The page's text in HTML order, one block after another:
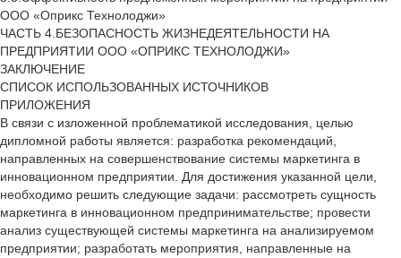
ООО «Оприкс Технолоджи»
ЧАСТЬ 4.БЕЗОПАСНОСТЬ ЖИЗНЕДЕЯТЕЛЬНОСТИ НА
ПРЕДПРИЯТИИ ООО «ОПРИКС ТЕХНОЛОДЖИ»
ЗАКЛЮЧЕНИЕ
СПИСОК ИСПОЛЬЗОВАННЫХ ИСТОЧНИКОВ
ПРИЛОЖЕНИЯ
В связи с изложенной проблематикой исследования, целью
дипломной работы является: разработка рекомендаций,
направленных на совершенствование системы маркетинга в
инновационном предприятии. Для достижения указанной цели,
необходимо решить следующие задачи: рассмотреть сущность
маркетинга в инновационном предпринимательстве; провести
анализ существующей системы маркетинга на анализируемом
предприятии; разработать мероприятия, направленные на